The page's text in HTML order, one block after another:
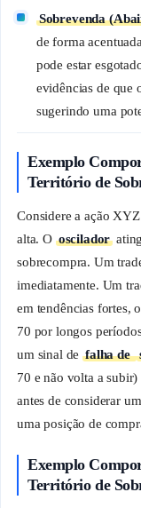
Sobrevenda
de forma
pode estar
evidências de que
sugerindo uma
Exemplo
Território de
Considere a ação
alta. O oscilador
sobrecompra. Um
imediatamente. Um
em tendências fortes,
70 por longos
um sinal defalha de
70 e não volta a
antes de considerar
uma posição de
Exemplo
Território de